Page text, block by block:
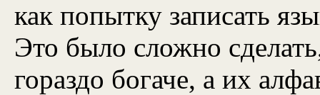
как попытку записать
Это было сложно
гораздо богаче, а их